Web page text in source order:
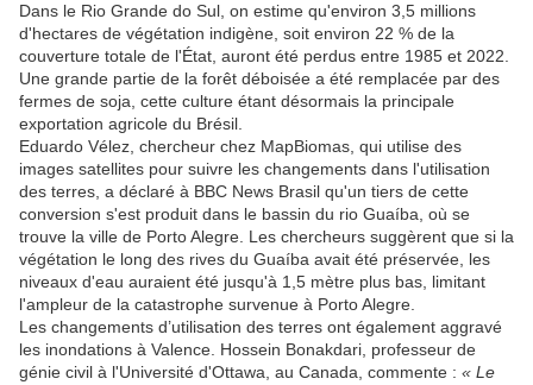
Dans le Rio Grande do Sul, on estime qu'environ 3,5 millions
d'hectares de végétation indigène, soit environ 22 % de la
couverture totale de l'État, auront été perdus entre 1985 et 2022.
Une grande partie de la forêt déboisée a été remplacée par des
fermes de soja, cette culture étant désormais la principale
exportation agricole du Brésil.
Eduardo Vélez, chercheur chez MapBiomas, qui utilise des
images satellites pour suivre les changements dans l'utilisation
des terres, a déclaré à BBC News Brasil qu'un tiers de cette
conversion s'est produit dans le bassin du rio Guaíba, où se
trouve la ville de Porto Alegre. Les chercheurs suggèrent que si la
végétation le long des rives du Guaíba avait été préservée, les
niveaux d'eau auraient été jusqu'à 1,5 mètre plus bas, limitant
l'ampleur de la catastrophe survenue à Porto Alegre.
Les changements d’utilisation des terres ont également aggravé
les inondations à Valence. Hossein Bonakdari, professeur de
génie civil à l'Université d'Ottawa, au Canada, commente : « Le